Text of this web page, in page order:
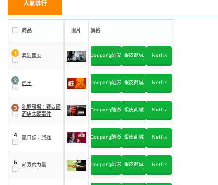
人氣排行
商品 圖片 價格
1 異狂國度 Coupang酷澎 蝦皮商城 Netflix
2 虎王 Coupang酷澎 蝦皮商城 Netflix
3
犯罪現場：賽西爾
酒店失蹤事件
Coupang酷澎 蝦皮商城 Netflix
4 嵐日誌：旅途 Coupang酷澎 蝦皮商城 Netflix
5 茹素的力量 Coupang酷澎 蝦皮商城 Netflix